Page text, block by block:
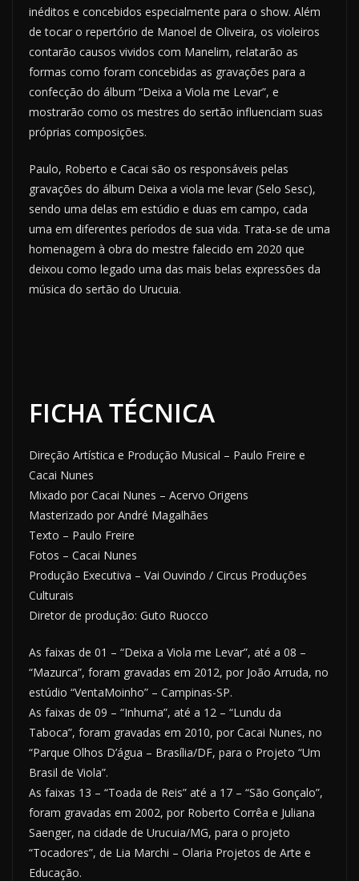
inéditos e concebidos especialmente para o show. Além
de tocar o repertório de Manoel de Oliveira, os violeiros
contarão causos vividos com Manelim, relatarão as
formas como foram concebidas as gravações para a
confecção do álbum “Deixa a Viola me Levar”, e
mostrarão como os mestres do sertão influenciam suas
próprias composições.
Paulo, Roberto e Cacai são os responsáveis pelas
gravações do álbum Deixa a viola me levar (Selo Sesc),
sendo uma delas em estúdio e duas em campo, cada
uma em diferentes períodos de sua vida. Trata-se de uma
homenagem à obra do mestre falecido em 2020 que
deixou como legado uma das mais belas expressões da
música do sertão do Urucuia.
FICHA TÉCNICA
Direção Artística e Produção Musical – Paulo Freire e
Cacai Nunes
Mixado por Cacai Nunes – Acervo Origens
Masterizado por André Magalhães
Texto – Paulo Freire
Fotos – Cacai Nunes
Produção Executiva – Vai Ouvindo / Circus Produções
Culturais
Diretor de produção: Guto Ruocco
As faixas de 01 – “Deixa a Viola me Levar”, até a 08 –
“Mazurca”, foram gravadas em 2012, por João Arruda, no
estúdio “VentaMoinho” – Campinas-SP.
As faixas de 09 – “Inhuma”, até a 12 – “Lundu da
Taboca”, foram gravadas em 2010, por Cacai Nunes, no
“Parque Olhos D’água – Brasília/DF, para o Projeto “Um
Brasil de Viola”.
As faixas 13 – “Toada de Reis” até a 17 – “São Gonçalo”,
foram gravadas em 2002, por Roberto Corrêa e Juliana
Saenger, na cidade de Urucuia/MG, para o projeto
“Tocadores”, de Lia Marchi – Olaria Projetos de Arte e
Educação.